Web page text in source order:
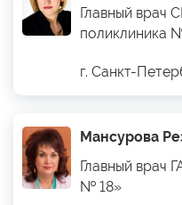
Главный врач
поликлиника
г. Санкт-
Мансурова
Главный врач
№ 18»